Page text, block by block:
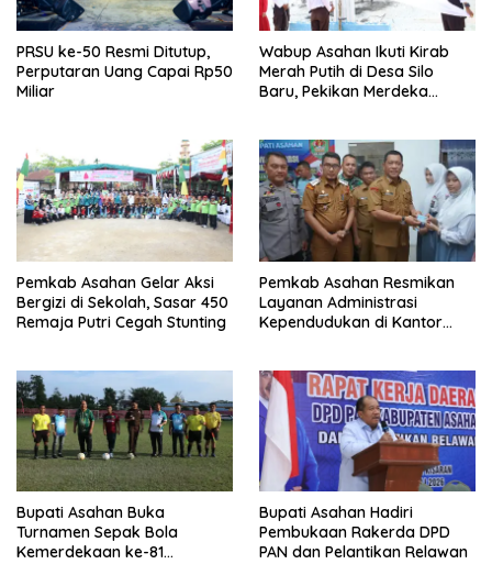
PRSU ke-50 Resmi Ditutup,
Perputaran Uang Capai Rp50
Miliar
Wabup Asahan Ikuti Kirab
Merah Putih di Desa Silo
Baru, Pekikan Merdeka
Pemkab Asahan Gelar Aksi
Bergizi di Sekolah, Sasar 450
Remaja Putri Cegah Stunting
Pemkab Asahan Resmikan
Layanan Administrasi
Kependudukan di Kantor
Bupati Asahan Buka
Turnamen Sepak Bola
Kemerdekaan ke-81
Bupati Asahan Hadiri
Pembukaan Rakerda DPD
PAN dan Pelantikan Relawan